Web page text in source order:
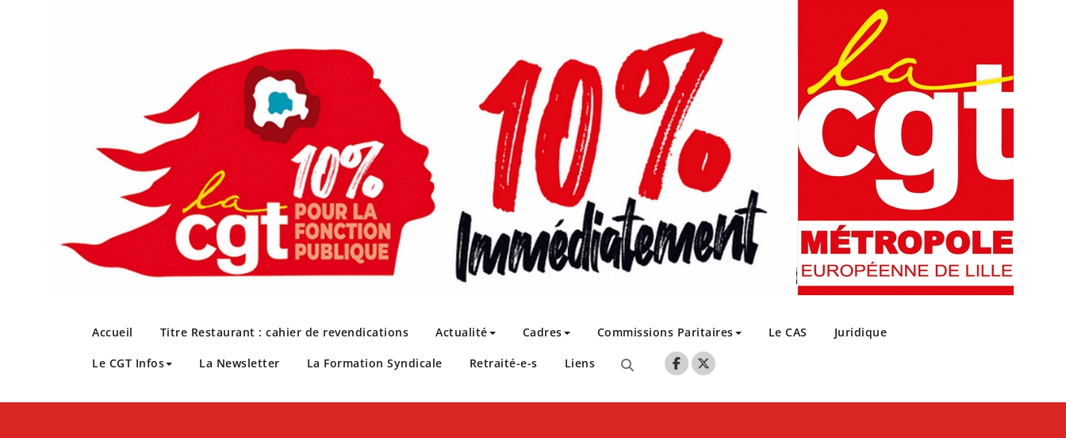
CGT Métropole Européenne de Lille
Accueil Titre Restaurant : cahier de revendications Actualité Cadres Commissions Paritaires Le CAS Juridique
Le CGT Infos La Newsletter La Formation Syndicale Retraité-e-s Liens